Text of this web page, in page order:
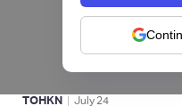
para invertir desde
UU. y criptomonedas
ACTIVOS DIGITALES 👾
TOHKN | July 24